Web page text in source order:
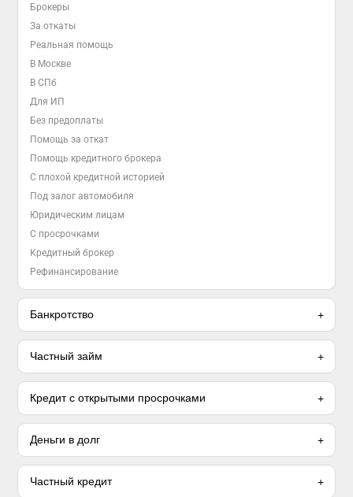
Брокеры
За откаты
Реальная помощь
В Москве
В СПб
Для ИП
Без предоплаты
Помощь за откат
Помощь кредитного брокера
С плохой кредитной историей
Под залог автомобиля
Юридическим лицам
С просрочками
Кредитный брокер
Рефинансирование
Банкротство
Частный займ
Кредит с открытыми просрочками
Деньги в долг
Частный кредит